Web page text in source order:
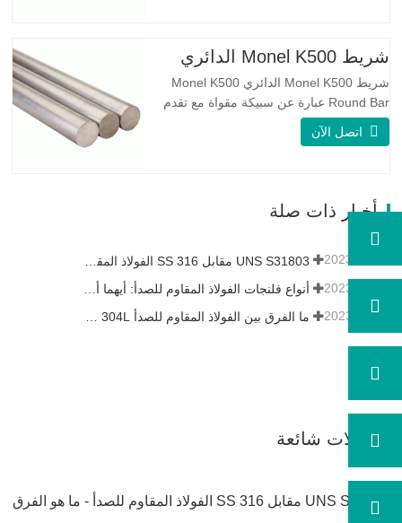
من 34 مما يشير إلى أن مقاومة…
شريط Monel K500 الدائري
شريط Monel K500 الدائري Monel K500
Round Bar عبارة عن سبيكة مقواة مع تقدم
العمر ، ويتكون تركيبتها الأساسية من عناصر
مثل النيكل والنحاس. الذي يجمع بين مقاومة
خصائص مقاومة ممتازة للتآكل. هذه الخصائص
اتصل الآن
أخبار ذات صلة
2023-05-11
2023-04-27
2023-04-25
مقالات شائعة
UNS S31803 مقابل SS 316 الفولاذ المقاوم للصدأ - ما هو الفرق